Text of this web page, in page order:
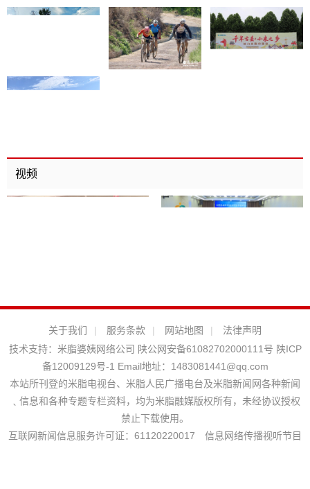
视频
关于我们 服务条款 网站地图
法律声明
米脂婆姨网络公司 陕公网安备61082702000111号
备12009129号-1Email地址：1483081441@qq.com